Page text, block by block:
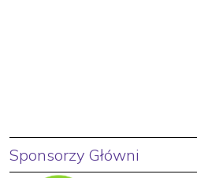
Sponsorzy Główni